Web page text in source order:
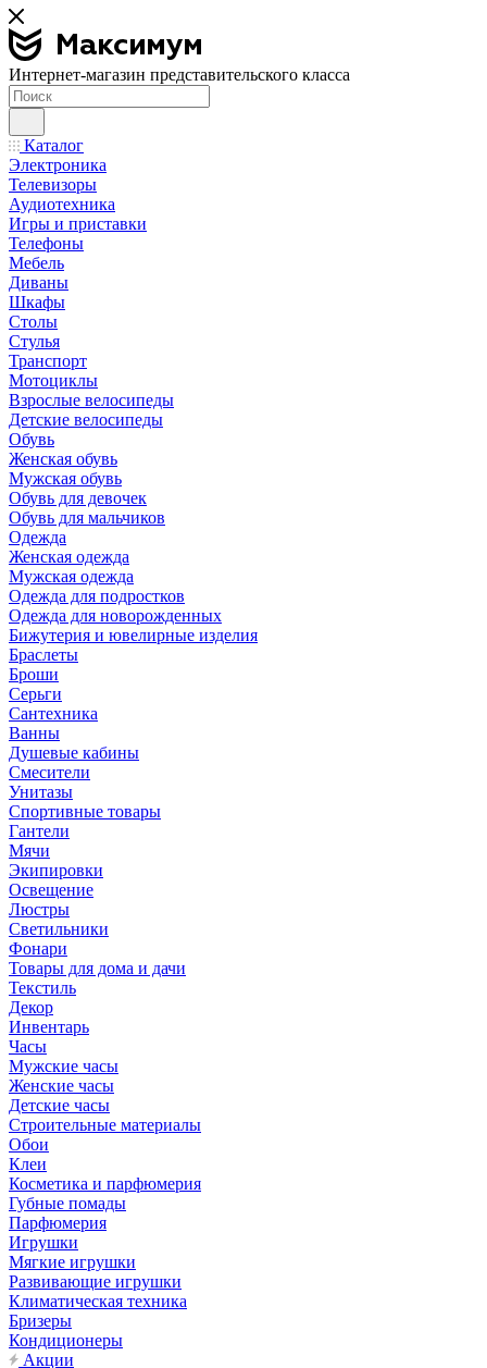
Интернет-магазин представительского класса
Каталог
Электроника
Телевизоры
Аудиотехника
Игры и приставки
Телефоны
Мебель
Диваны
Шкафы
Столы
Стулья
Транспорт
Мотоциклы
Взрослые велосипеды
Детские велосипеды
Обувь
Женская обувь
Мужская обувь
Обувь для девочек
Обувь для мальчиков
Одежда
Женская одежда
Мужская одежда
Одежда для подростков
Одежда для новорожденных
Бижутерия и ювелирные изделия
Браслеты
Броши
Серьги
Сантехника
Ванны
Душевые кабины
Смесители
Унитазы
Спортивные товары
Гантели
Мячи
Экипировки
Освещение
Люстры
Светильники
Фонари
Товары для дома и дачи
Текстиль
Декор
Инвентарь
Часы
Мужские часы
Женские часы
Детские часы
Строительные материалы
Обои
Клеи
Косметика и парфюмерия
Губные помады
Парфюмерия
Игрушки
Мягкие игрушки
Развивающие игрушки
Климатическая техника
Бризеры
Кондиционеры
Акции